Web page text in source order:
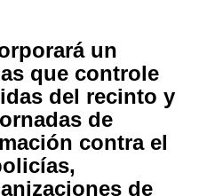
un
que controle
del recinto y
de
contra el
de